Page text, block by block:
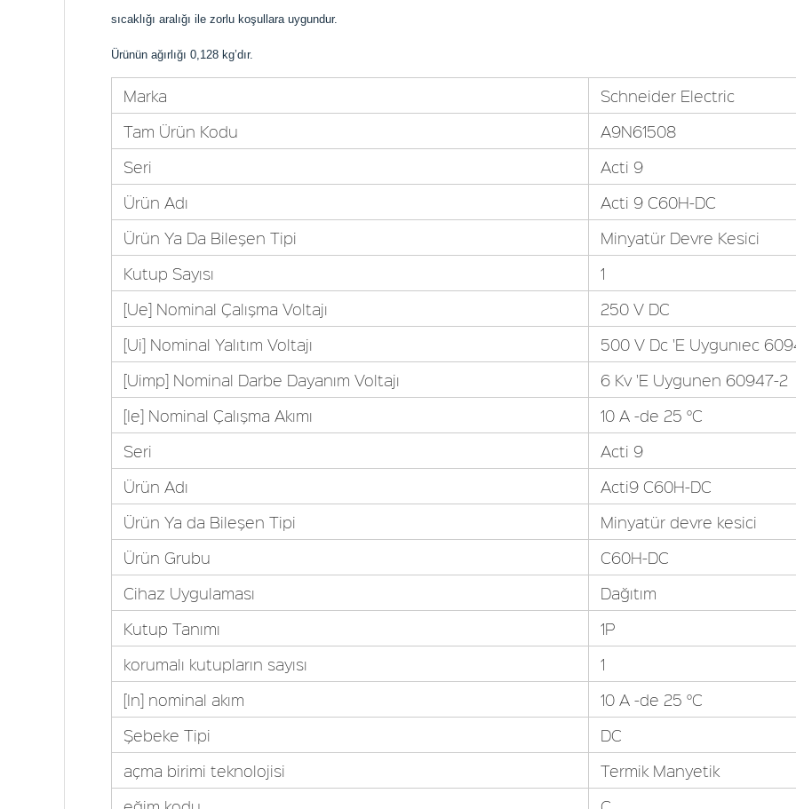
sıcaklığı aralığı ile zorlu koşullara uygundur.
Ürünün ağırlığı 0,128 kg’dır.
Marka
Schneider Electric
Tam Ürün Kodu
A9N61508
Seri
Acti 9
Ürün Adı
Acti 9 C60H-DC
Ürün Ya Da Bileşen Tipi
Minyatür Devre Kesici
Kutup Sayısı
1
[Ue] Nominal Çalışma Voltajı
250 V DC
[Ui] Nominal Yalıtım Voltajı
500 V Dc 'E Uygunıec
[Uimp] Nominal Darbe Dayanım Voltajı
6 Kv 'E Uygunen 60947-2
[Ie] Nominal Çalışma Akımı
10 A -de 25 °C
Seri
Acti 9
Ürün Adı
Acti9 C60H-DC
Ürün Ya da Bileşen Tipi
Minyatür devre kesici
Ürün Grubu
C60H-DC
Cihaz Uygulaması
Dağıtım
Kutup Tanımı
1P
korumalı kutupların sayısı
1
[In] nominal akım
10 A -de 25 °C
Şebeke Tipi
DC
açma birimi teknolojisi
Termik Manyetik